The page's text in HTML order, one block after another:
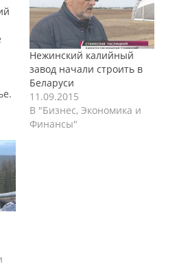
и
Нежинский калийный
завод начали строить в
Беларуси
11.09.2015
В "Бизнес, Экономика и
Финансы"